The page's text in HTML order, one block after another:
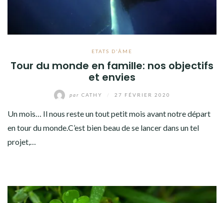
ETATS D'ÂME
Tour du monde en famille: nos objectifs
et envies
par CATHY 27 FÉVRIER 2020
Un mois… Il nous reste un tout petit mois avant notre départ
en tour du monde.C’est bien beau de se lancer dans un tel
projet,…